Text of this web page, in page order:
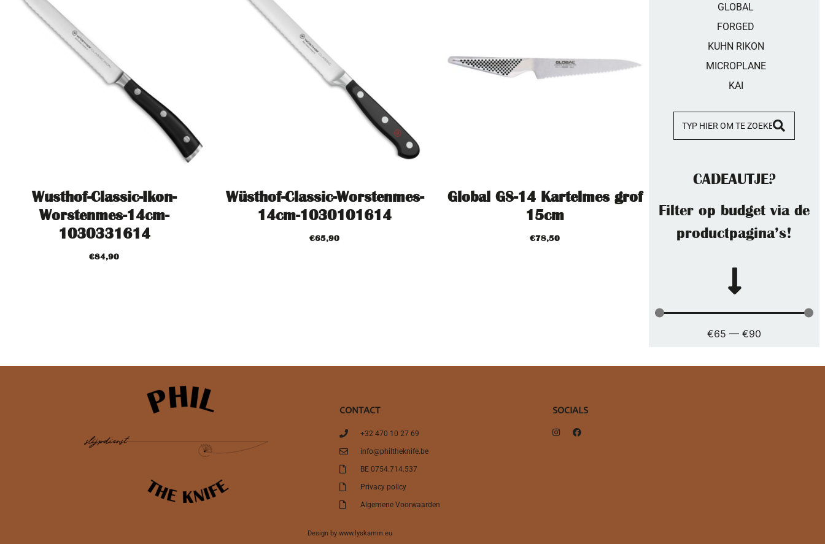
Wusthof-Classic-Ikon-
Worstenmes-14cm-
1030331614
€84,90
Wüsthof-Classic-Worstenmes-
14cm-1030101614
€65,90
Global GS-14 Kartelmes grof
15cm
€78,50
GLOBAL
FORGED
KUHN RIKON
MICROPLANE
KAI
CADEAUTJE?
Filter op budget via de
productpagina’s!
€65 — €90
CONTACT
+32 470 10 27 69
info@philtheknife.be
BE 0754.714.537
Privacy policy
Algemene Voorwaarden
SOCIALS
Design by www.lyskamm.eu